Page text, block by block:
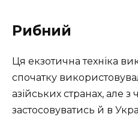
Рибний
Ця екзотична техніка
спочатку
азійських странах, але з
застосовуватись й в